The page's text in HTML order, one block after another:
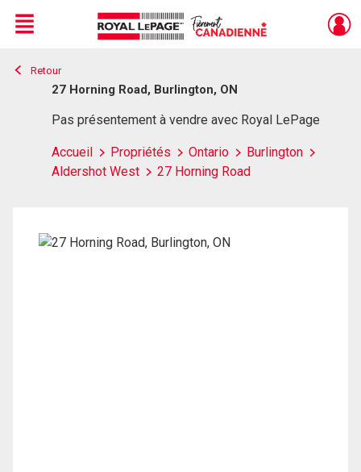
Live
En Direct
Menu
Retour
27 Horning Road, Burlington, ON
Pas présentement à vendre avec Royal LePage
Accueil Propriétés Ontario
Burlington
Aldershot West
27 Horning Road